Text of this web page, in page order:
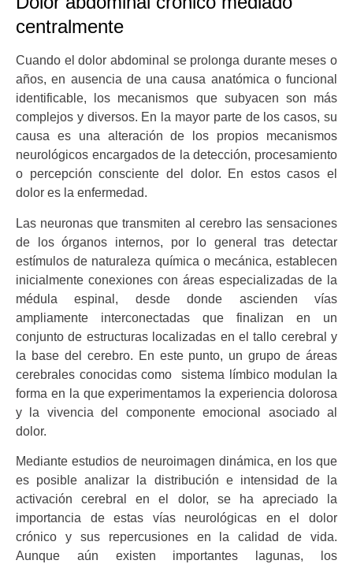
centralmente
Cuando el dolor abdominal se prolonga durante meses o
años, en ausencia de una causa anatómica o funcional
identificable, los mecanismos que subyacen son más
complejos y diversos. En la mayor parte de los casos, su
causa es una alteración de los propios mecanismos
neurológicos encargados de la detección, procesamiento
o percepción consciente del dolor. En estos casos el
dolor es la enfermedad.
Las neuronas que transmiten al cerebro las sensaciones
de los órganos internos, por lo general tras detectar
estímulos de naturaleza química o mecánica, establecen
inicialmente conexiones con áreas especializadas de la
médula espinal, desde donde ascienden vías
ampliamente interconectadas que finalizan en un
conjunto de estructuras localizadas en el tallo cerebral y
la base del cerebro. En este punto, un grupo de áreas
cerebrales conocidas como sistema límbico modulan la
forma en la que experimentamos la experiencia dolorosa
y la vivencia del componente emocional asociado al
dolor.
Mediante estudios de neuroimagen dinámica, en los que
es posible analizar la distribución e intensidad de la
activación cerebral en el dolor, se ha apreciado la
importancia de estas vías neurológicas en el dolor
crónico y sus repercusiones en la calidad de vida.
Aunque aún existen importantes lagunas, los